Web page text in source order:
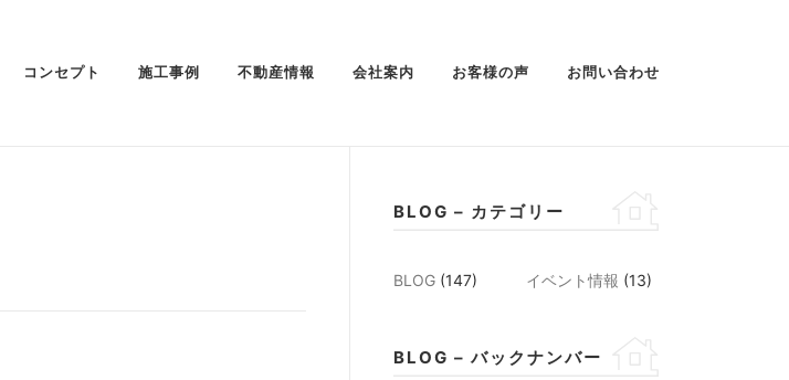
コンセプト 施工事例 不動産情報 会社案内 お客様の声 お問い合わせ
BLOG – カテゴリー
BLOG (147) イベント情報 (13)
BLOG – バックナンバー